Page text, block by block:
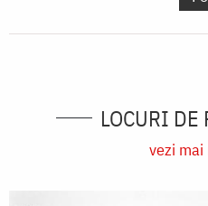
LOCURI
vezi mai